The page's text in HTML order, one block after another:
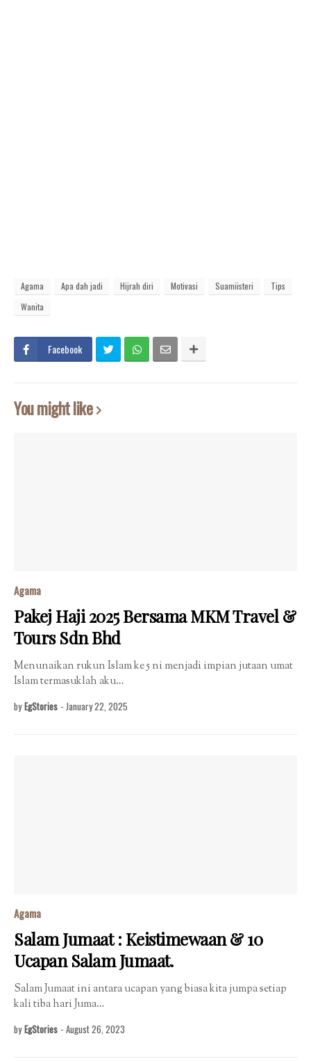
Agama Apa dah jadi Hijrah diri Motivasi Suamiisteri
Tips
Wanita
Facebook
You might like
Agama
Pakej Haji 2025 Bersama MKM Travel &
Tours Sdn Bhd
Menunaikan rukun Islam ke 5 ni menjadi impian jutaan umat
Islam termasuklah aku…
by EgStories - January 22, 2025
Agama
Salam Jumaat : Keistimewaan & 10
Ucapan Salam Jumaat.
Salam Jumaat ini antara ucapan yang biasa kita jumpa setiap
kali tiba hari Juma…
by EgStories - August 26, 2023